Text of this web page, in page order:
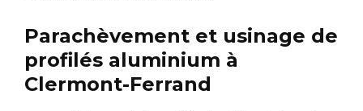
Parachèvement et usinage de
profilés aluminium à
Clermont-Ferrand